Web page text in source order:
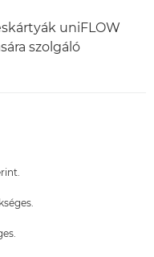
uniFLOW
szolgáló